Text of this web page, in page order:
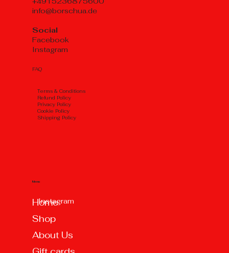
info@borschua.de
Social
Facebook
Instagram
Menu
Home
Shop
About Us
FAQ
Тerms & Conditions
Refund Policy
Privacy Policy
Cookie Policy
Shipping Policy
Instagram